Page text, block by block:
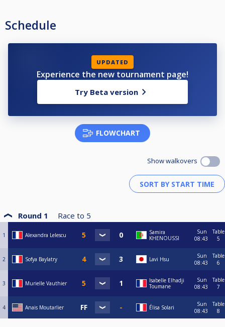
Schedule
UPDATED
Experience the new tournament page!
Try Beta version
FLOWCHART
Show walkovers
Round 1 Race to 5
1 Alexandra Lelescu
Samira
KHENOUSSI
Sun
08:43
Table
5
2 Sofya Baylatry Lavi Hsu
Sun
08:43
Table
6
3 Murielle Vauthier
Isabelle Elhadji
Toumane
Sun
08:43
Table
7
4 Anais Moutarlier Élisa Solari
Sun
08:43
Table
8